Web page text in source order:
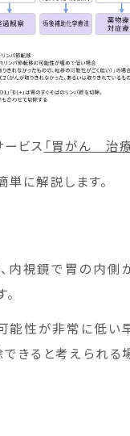
ービス 「胃がん 治
に解説します。
内視鏡で胃の内側
能性が非常に低い
できると考えられる